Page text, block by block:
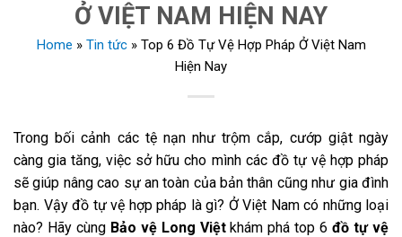
Ở VIỆT NAM HIỆN NAY
Home » Tin tức» Top 6 Đồ Tự Vệ Hợp Pháp Ở Việt Nam
Hiện Nay
Trong bối cảnh các tệ nạn như trộm cắp, cướp giật ngày
càng gia tăng, việc sở hữu cho mình các đồ tự vệ hợp pháp
sẽ giúp nâng cao sự an toàn của bản thân cũng như gia đình
bạn. Vậy đồ tự vệ hợp pháp là gì? Ở Việt Nam có những loại
nào? Hãy cùng Bảo vệ Long Việtkhám phá top 6đồ tự vệ